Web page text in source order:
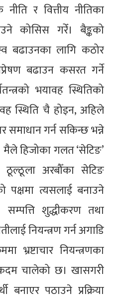
र वित्तीय नीतिका
कोसिस गरेँ। बैङ्कको
बढाउनका लागि कठोर
बढाउन कसरत गर्ने
भयावह स्थितिको
स्थिति चै होइन, अहिले
समाधान गर्न सकिन्छ भन्ने
हिजोका गलत ‘सेटिङ’
ठूल्ठूला अरबौँका सेटिङ
पक्षमा त्यसलाई बनाउने
शुद्धीकरण तथा
नियन्त्रण गर्न अगाडि
भ्रष्टाचार नियन्त्रणका
चालेको छ। खासगरी
बनाएर पठाउने प्रक्रिया